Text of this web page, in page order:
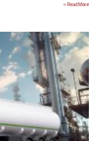
Read More »